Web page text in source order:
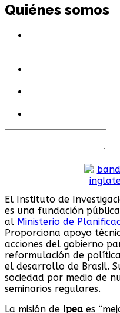
Quiénes somos
El Instituto de
es una fundación
al Ministerio de
Proporciona apoyo
acciones del gobierno
reformulación de
el desarrollo de Brasil.
sociedad por medio de
seminarios regulares.
La misión de Ipea es